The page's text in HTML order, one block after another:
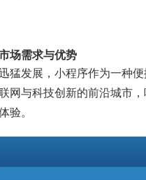
场需求与优势
猛发展，小程序作为一种
网与科技创新的前沿城市
验。